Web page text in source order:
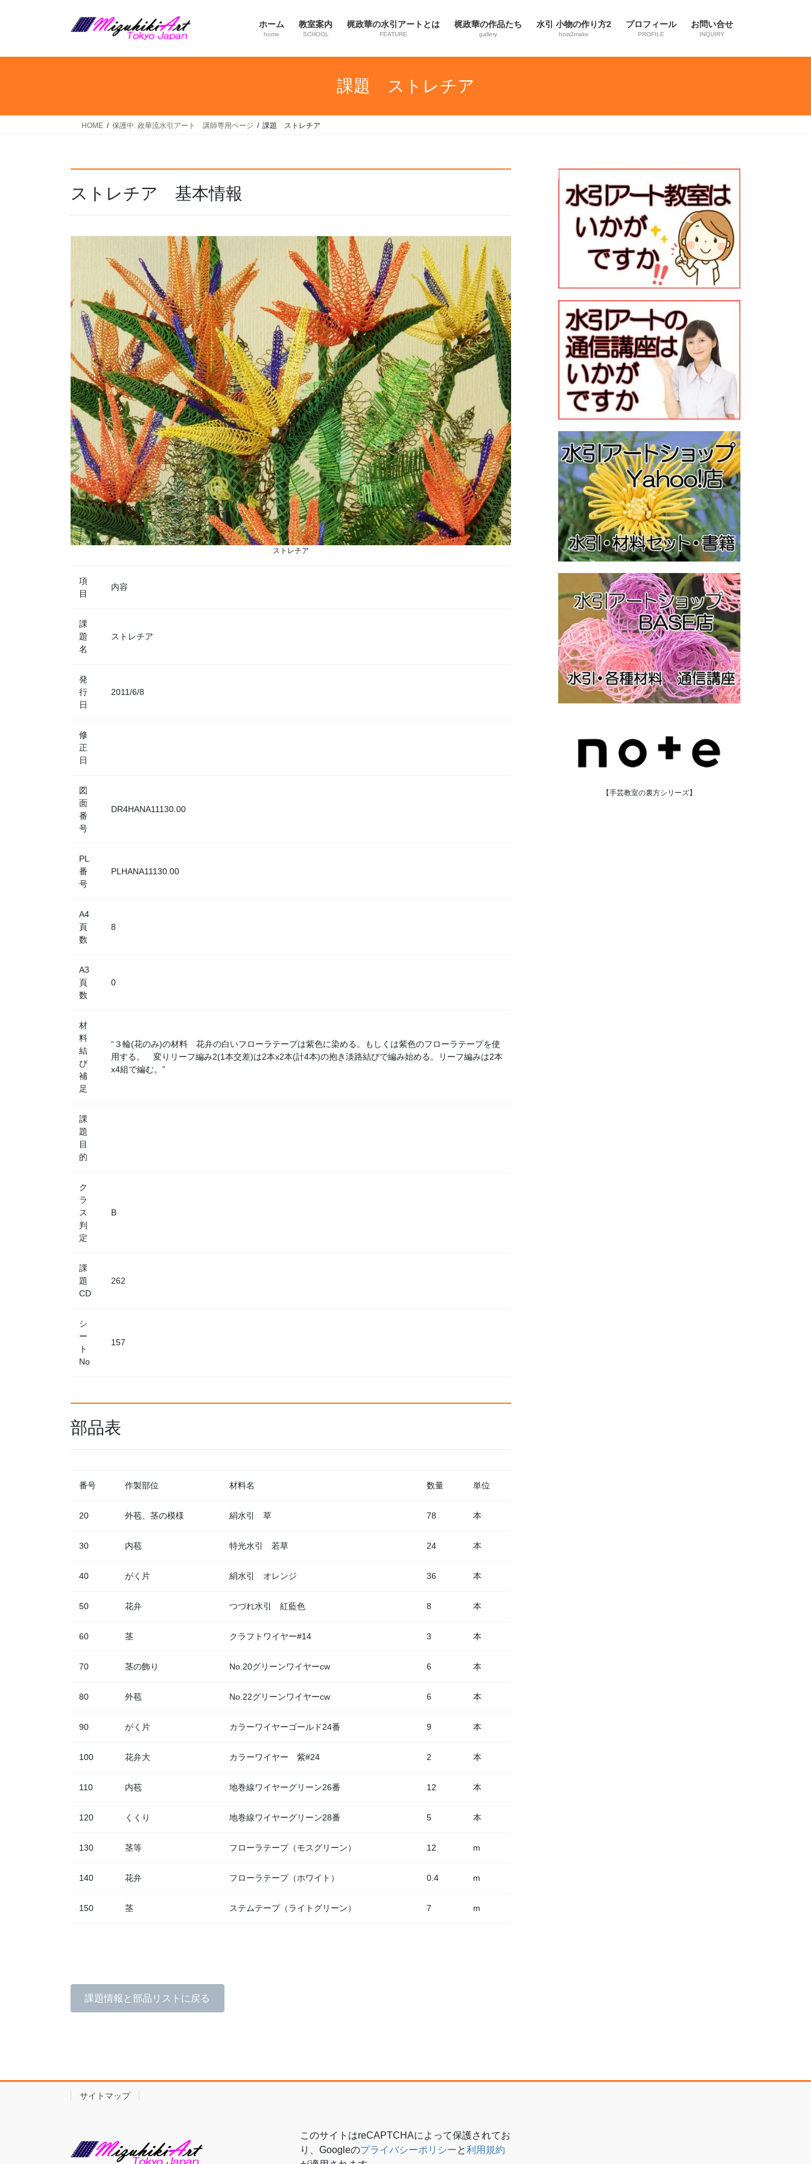
ホーム
home
教室案内
SCHOOL
梶政華の水引アートとは
FEATURE
梶政華の作品たち
gallery
水引 小物の作り方2
how2make
プロフィール
PROFILE
お問い合せ
INQUIRY
課題 ストレチア
HOME 保護中: 政華流水引アート 講師専用ページ 課題 ストレチア
ストレチア 基本情報
ストレチア
項
目
内容
課
題
名
ストレチア
発
行
日
2011/6/8
修
正
日
図
面
番
号
DR4HANA11130.00
PL
番
号
PLHANA11130.00
A4
頁
数
8
A3
頁
数
0
材
料
結
び
補
足
“３輪(花のみ)の材料 花弁の白いフローラテープは紫色に染める。もしくは紫色のフローラテープを使
用する。 変りリーフ編み2(1本交差)は2本x2本(計4本)の抱き淡路結びで編み始める。リーフ編みは2本
x4組で編む。”
課
題
目
的
ク
ラ
ス
判
定
B
課
題
CD
262
シ
ー
ト
No
157
部品表
番号 作製部位 材料名 数量 単位
20 外苞、茎の模様 絹水引 草 78 本
30 内苞 特光水引 若草 24 本
40 がく片 絹水引 オレンジ 36 本
50 花弁 つづれ水引 紅藍色 8 本
60 茎 クラフトワイヤー#14 3 本
70 茎の飾り No.20グリーンワイヤーcw 6 本
80 外苞 No.22グリーンワイヤーcw 6 本
90 がく片 カラーワイヤーゴールド24番 9 本
100 花弁大 カラーワイヤー 紫#24 2 本
110 内苞 地巻線ワイヤーグリーン26番 12 本
120 くくり 地巻線ワイヤーグリーン28番 5 本
130 茎等 フローラテープ（モスグリーン） 12 m
140 花弁 フローラテープ（ホワイト） 0.4 m
150 茎 ステムテープ（ライトグリーン） 7 m
課題情報と部品リストに戻る
【手芸教室の裏方シリーズ】
サイトマップ
このサイトはreCAPTCHAによって保護されてお
り、Googleのプライバシーポリシーと利用規約